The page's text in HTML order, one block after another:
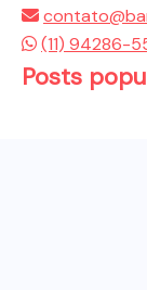
(11) 94286-
Posts